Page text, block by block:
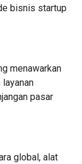
bisnis startup
menawarkan
pasar
global, alat